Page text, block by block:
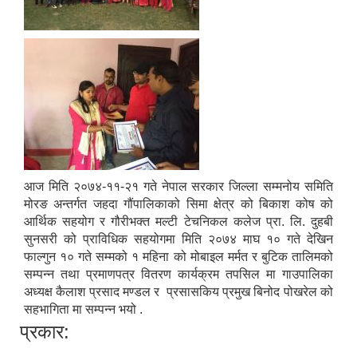
आज मिति २०७४-११-२१ गते नेपाल सरकार जिल्ला सम्मनोय समिति
मोरङ अन्तर्गत जहदा गौंपालिकाको सिमा क्षेत्र को बिकाश कोष को
आर्थिक सहयोग र गौरीभक्त मल्टी टेचनिकल कलेज प्रा. लि. दुहबी
सुनसरी को प्राविधिक सहयोगमा मिति २०७४ माघ १० गते देखिन
फाल्गुन १० गते सम्मको १ महिना को मोबाइल मर्मत र बुटिक तालिमको
सम्पन्न तथा प्रमाणपत्र वितरण कार्यक्रम तपसिल मा गाउपालिका
अध्यक्ष कैलाश प्रसाद मण्डल र प्रसासकिय प्रमुख बिनोद पोखरेल को
सहभागिता मा सम्पन्न भयो .
प्रकार: